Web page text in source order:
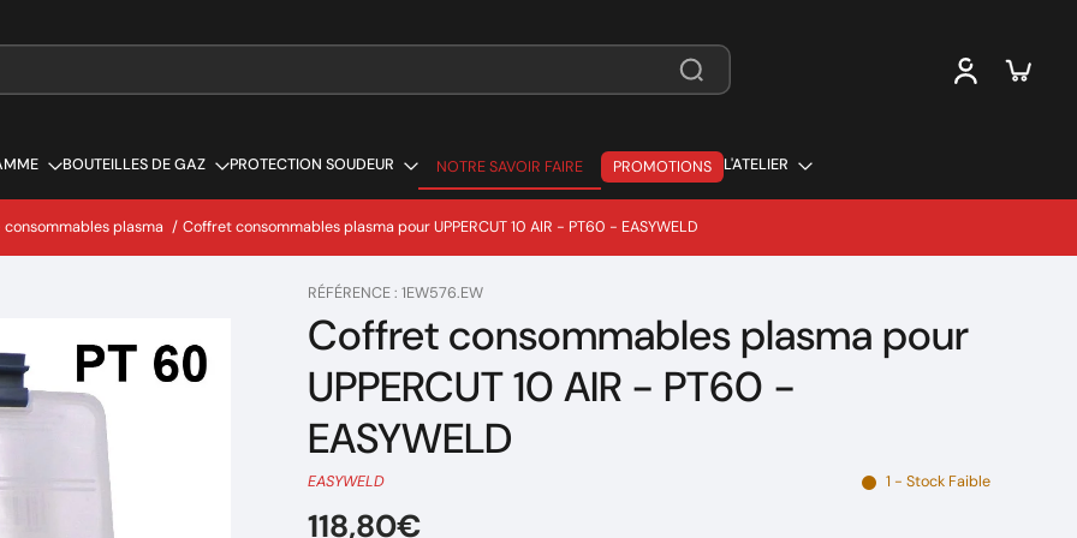
BOUTEILLES DE GAZ PROTECTION SOUDEUR
NOTRE SAVOIR FAIRE
NOTRE SAVOIR FAIRE
PROMOTIONS L'ATELIER
plasma / Coffret consommables plasma pour UPPERCUT 10 AIR - PT60 - EASYWELD
RÉFÉRENCE : 1EW576.EW
Coffret consommables plasma pour
UPPERCUT 10 AIR - PT60 -
EASYWELD
EASYWELD 1 - Stock Faible
118,80€